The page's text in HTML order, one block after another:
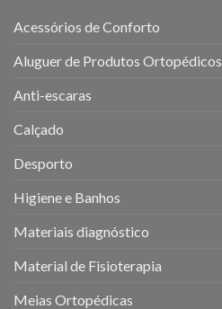
Acessórios de Conforto
Aluguer de Produtos Ortopédicos
Anti-escaras
Calçado
Desporto
Higiene e Banhos
Materiais diagnóstico
Material de Fisioterapia
Meias Ortopédicas